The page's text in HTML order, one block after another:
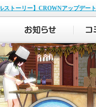
ストーリー】CROWNアップデート